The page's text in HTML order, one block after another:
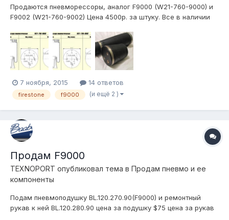
Продаются пневморессоры, аналог F9000 (W21-760-9000) и
F9002 (W21-760-9002) Цена 4500р. за штуку. Все в наличии
т.8964966449четыре 2yura3@mail.ru
7 ноября, 2015 14 ответов
firestone f9000 (и ещё 2 )
Продам F9000
TEXNOPORT опубликовал тема в Продам пневмо и ее
компоненты
Подам пневмоподушку BL.120.270.90(F9000) и ремонтный
рукав к ней BL.120.280.90 цена за подушку $75 цена за рукав